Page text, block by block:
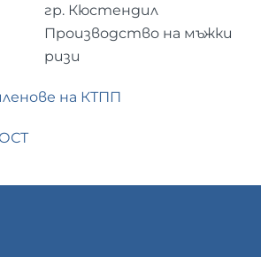
гр. Кюстендил
Производство на мъжки
ризи
на КТПП